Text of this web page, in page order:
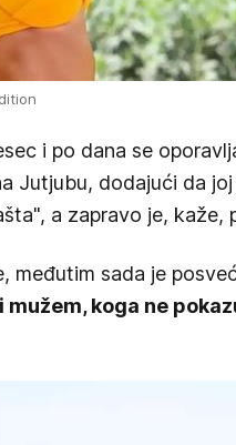
i po dana se
Jutjubu, dodajući da
a zapravo je, kaže,
međutim sada je
mužem, koga ne